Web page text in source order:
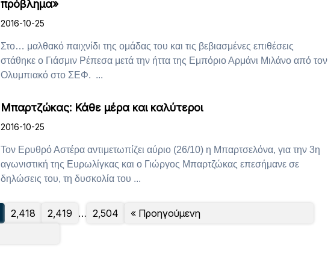
πρόβλημα»
2016-10-25
Στο… μαλθακό παιχνίδι της ομάδας του και τις βεβιασμένες επιθέσεις
στάθηκε ο Γιάσμιν Ρέπεσα μετά την ήττα της Εμπόριο Αρμάνι Μιλάνο από τον
Ολυμπιακό στο ΣΕΦ. ...
Μπαρτζώκας: Κάθε μέρα και καλύτεροι
2016-10-25
Τον Ερυθρό Αστέρα αντιμετωπίζει αύριο (26/10) η Μπαρτσελόνα, για την 3η
αγωνιστική της Ευρωλίγκας και ο Γιώργος Μπαρτζώκας επεσήμανε σε
δηλώσεις του, τη δυσκολία του ...
« Προηγούμενη
2,418 2,419 … 2,504